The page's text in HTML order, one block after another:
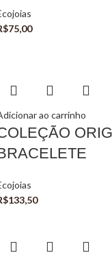
75,00
ao carrinho
133,50